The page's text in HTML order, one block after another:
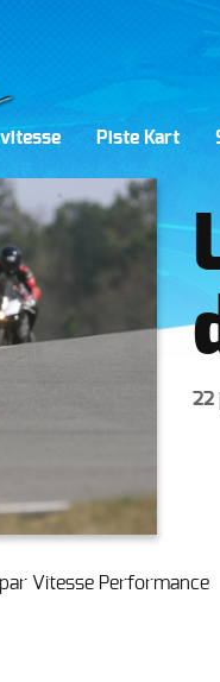
Piste Kart
22
Vitesse Performance